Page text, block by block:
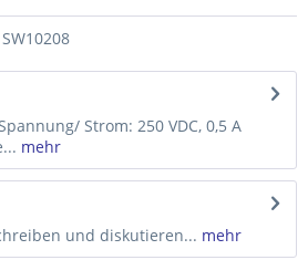
SW10208
Strom: 250 VDC, 0,5 A
mehr
und diskutieren... mehr